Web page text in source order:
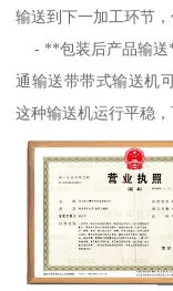
输送到下一加工环节
- **包装后产品输送
通输送带带式输送机
这种输送机运行平稳